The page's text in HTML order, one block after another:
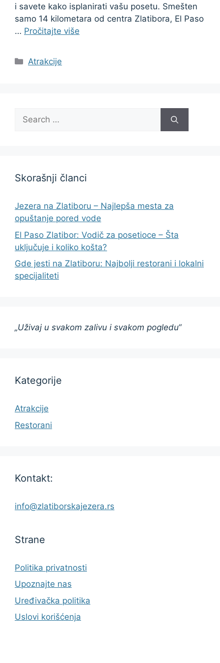
i savete kako isplanirati vašu posetu. Smešten
samo 14 kilometara od centra Zlatibora, El Paso
… Pročitajte više
Categories
Atrakcije
Search
for:
Skorašnji članci
Jezera na Zlatiboru – Najlepša mesta za
opuštanje pored vode
El Paso Zlatibor: Vodič za posetioce – Šta
uključuje i koliko košta?
Gde jesti na Zlatiboru: Najbolji restorani i lokalni
specijaliteti
„Uživaj u svakom zalivu i svakom pogledu“
Kategorije
Atrakcije
Restorani
Kontakt:
info@zlatiborskajezera.rs
Strane
Politika privatnosti
Upoznajte nas
Uređivačka politika
Uslovi korišćenja